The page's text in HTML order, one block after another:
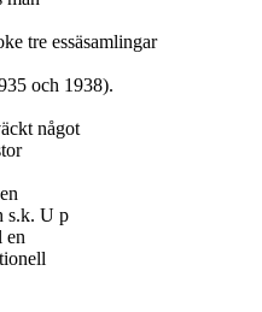
tre essäsamlingar
och 1938).
något
s.k. U p
en